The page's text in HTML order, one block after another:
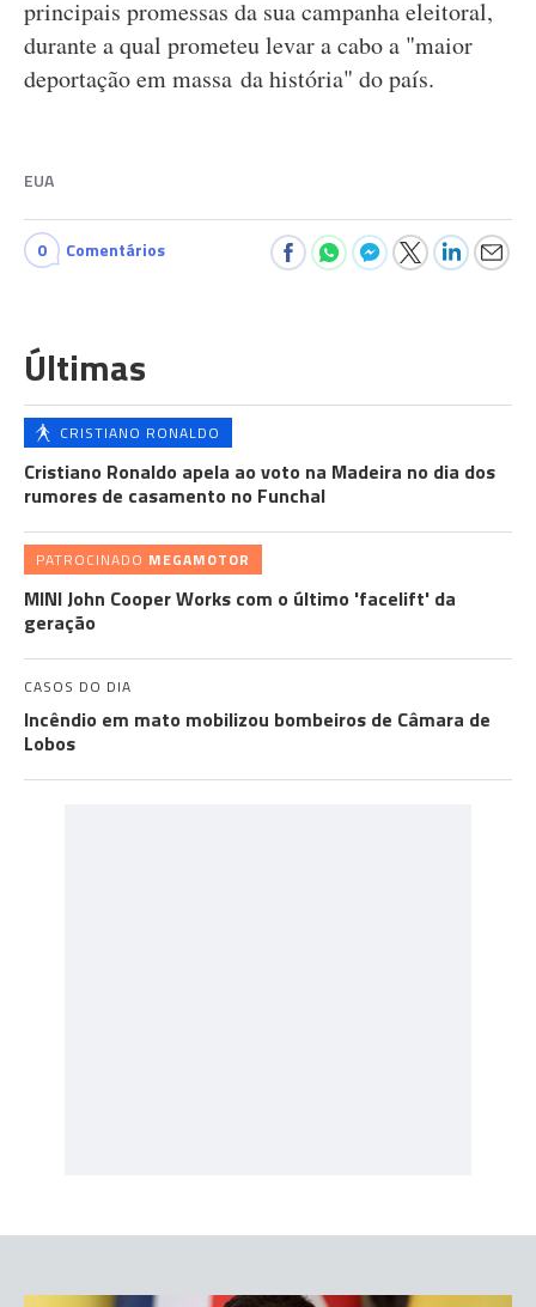
principais promessas da sua campanha eleitoral,
durante a qual prometeu levar a cabo a "maior
deportação em massa da história" do país.
EUA
0 Comentários
Últimas
CRISTIANO RONALDO
Cristiano Ronaldo apela ao voto na Madeira no dia dos
rumores de casamento no Funchal
PATROCINADO MEGAMOTOR
MINI John Cooper Works com o último 'facelift' da
geração
CASOS DO DIA
Incêndio em mato mobilizou bombeiros de Câmara de
Lobos